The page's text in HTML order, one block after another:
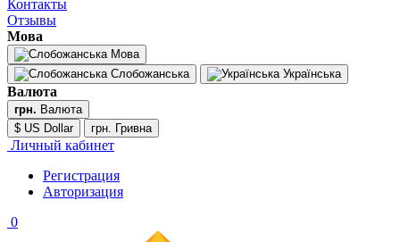
Контакты
Отзывы
Мова
Мова
Слобожанська
Українська
Валюта
грн. Валюта
$ US Dollar
грн. Гривна
Личный кабинет
Регистрация
Авторизация
0